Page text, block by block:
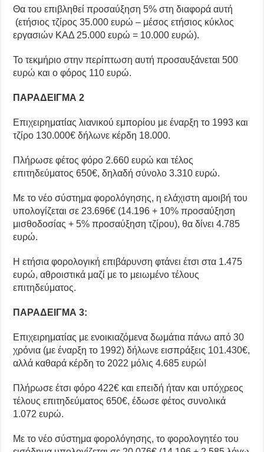
Θα του επιβληθεί προσαύξηση 5% στη διαφορά αυτή
(ετήσιος τζίρος 35.000 ευρώ – μέσος ετήσιος κύκλος
εργασιών ΚΑΔ 25.000 ευρώ = 10.000 ευρώ).
Το τεκμήριο στην περίπτωση αυτή προσαυξάνεται 500
ευρώ και ο φόρος 110 ευρώ.
ΠΑΡΑΔΕΙΓΜΑ 2
Επιχειρηματίας λιανικού εμπορίου με έναρξη το 1993 και
τζίρο 130.000€ δήλωνε κέρδη 18.000.
Πλήρωσε φέτος φόρο 2.660 ευρώ και τέλος
επιτηδεύματος 650€, δηλαδή σύνολο 3.310 ευρώ.
Με το νέο σύστημα φορολόγησης, η ελάχιστη αμοιβή του
υπολογίζεται σε 23.696€ (14.196 + 10% προσαύξηση
μισθοδοσίας + 5% προσαύξηση τζίρου), θα δίνει 4.785
ευρώ.
Η ετήσια φορολογική επιβάρυνση φτάνει έτσι στα 1.475
ευρώ, αθροιστικά μαζί με το μειωμένο τέλους
επιτηδεύματος.
ΠΑΡΑΔΕΙΓΜΑ 3:
Επιχειρηματίας με ενοικιαζόμενα δωμάτια πάνω από 30
χρόνια (με έναρξη το 1992) δήλωνε εισπράξεις 101.430€,
αλλά καθαρά κέρδη το 2022 μόλις 4.685 ευρώ!
Πλήρωσε έτσι φόρο 422€ και επειδή ήταν και υπόχρεος
τέλους επιτηδεύματος 650€, έδωσε φέτος συνολικά
1.072 ευρώ.
Με το νέο σύστημα φορολόγησης, το φορολογητέο του